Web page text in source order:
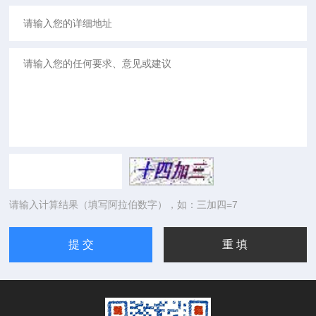
请输入计算结果（填写阿拉伯数字），如：三加四=7